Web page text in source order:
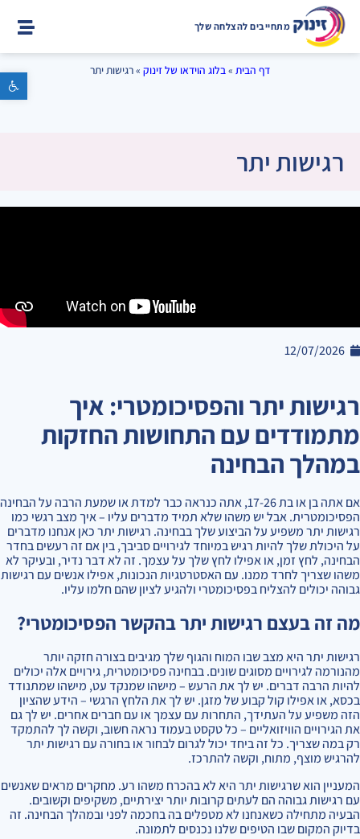
פתח סרגל נגישות
מתחייבים להצלחה שלך
דף הבית »בלוג הוידאו של זינוק »רגישות יתר
רגישות יתר
12/07/2026
רגישות יתר והפסיכומטרי: איך
מתמודדים עם התחושות החזקות
במהלך הבחינה
אם אתה בן או בת 17-26, אתה כנראה כבר למדת או שמעת הרבה על הבחינה
הפסיכומטרית. אבל יש משהו שלא תמיד מדברים עליו – איך מצב רגשי כמו
רגישות יתר משפיע על הביצוע שלך בבחינה. רגישות יתר כאן אנחנו מדברים
על היכולת שלך להיות רגיש במיוחד לגירויים סביבך, בין אם זה רעשים בחדר
הבחינה, לחץ זמן, או אפילו לחץ שלך על עצמך. זה לא דבר נדיר, ובעיקר לא
משהו שצריך לחרד ממנו. עם האסטרטגיות הנכונות, אפילו אנשים עם רגישות
גבוהה יכולים להצליח בפסיכומטרי ולהגיע לציון שהם חלמו עליו.
מה זה בעצם רגישות יתר בהקשר הפסיכומטרי?
רגישות יתר היא מצב שבו המוח והגוף שלך מגיבים בצורה חזקה יותר
מהנורמה לגירויים מסוגים שונים. בבחינה פסיכומטרית, גירויים אלה יכולים
להיות הרבה דברים. יש לך את הרעש – מישהו שמנקד עט, מישהו שמתנודד
בכסא, או אפילו קול קבוע של מזגן. יש לך את הלחץ הרגשי – הידע שהציון
הזה משפיע על העתידך, התחרות עם עצמך או עם חברים אחרים. יש לך גם
את הגירויים הוויזואליים – כל טקסט בעמוד נראה חשוב, וקשה לך להתמקד
רק במה שצריך. כל זה ביחד יכול לגרום לבחור או בחורה עם רגישות יתר
להרגיש מוצף, מתוח, וקשה להתרכז.
המעניין הוא שרגישות יתר היא לא בהכרח משהו רע. מחקרים מראים שאנשים
עם רגישות גבוהה הם לעתים קרובות יותר יצירתיים, משקיפים וקשובים.
הבעיה מתחילה כשאנחנו לא מטפלים בה בחכמה לפני ובמהלך הבחינה. זה
בדיוק המקום שבו הטיפים שלנו נכנסים לתמונה.